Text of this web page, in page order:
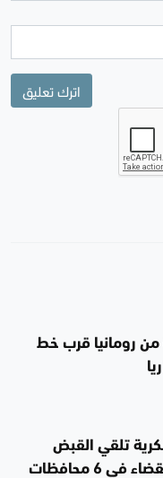
اترك تعليق
من رومانيا قرب خط
تلقي القبض